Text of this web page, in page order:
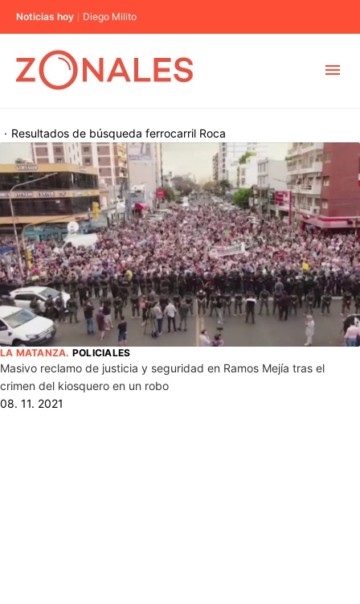
Noticias hoy Diego Milito
CABA
BUENOS AIRES
PROVINCIAS
ELECCIONES 2023
Resultados de búsqueda
· ferrocarril Roca
LA MATANZA. POLICIALES
Masivo reclamo de justicia y seguridad en Ramos Mejía tras el
crimen del kiosquero en un robo
08. 11. 2021